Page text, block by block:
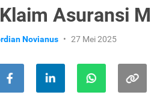
Asuransi
Novianus 27 Mei 2025